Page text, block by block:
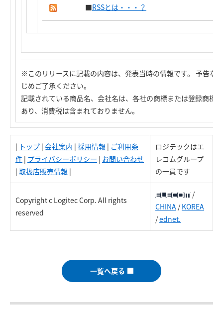
■RSSとは・・・？
※このリリースに記載の内容は、発表当時の情報です。 予告な
じめご了承ください。
記載されている商品名、会社名は、各社の商標または登録商標
あり、消費税は含まれておりません。
| トップ | 会社案内 | 採用情報 | ご利用条
件 | プライバシーポリシー | お問い合わせ
| 取扱店販売情報 |
ロジテックはエ
レコムグループ
の一員です
Copyright c Logitec Corp. All rights
reserved
/
CHINA /KOREA
/ednet.
一覧へ戻る